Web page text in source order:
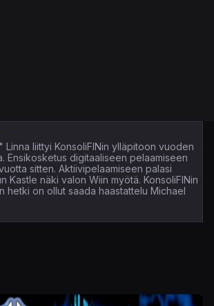
Linna liittyi KonsoliFINin ylläpitoon vuoden
Ensikosketus digitaaliseen pelaamiseen
sitten. Aktiivipelaamiseen palasi
Kastle näki valon Wiin myötä. KonsoliFINin
hetki on ollut saada haastattelu Michael